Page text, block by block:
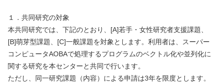
１．共同研究の対象
本共同研究では、下記のとおり、[A]若手・女性研究者支援課題、
[B]萌芽型課題、[C]一般課題を対象とします。利用者は、スーパー
コンピュータAOBAで処理するプログラムのベクトル化や並列化に
関する研究を本センターと共同で行います。
ただし、同一研究課題（内容）による申請は3年を限度とします。